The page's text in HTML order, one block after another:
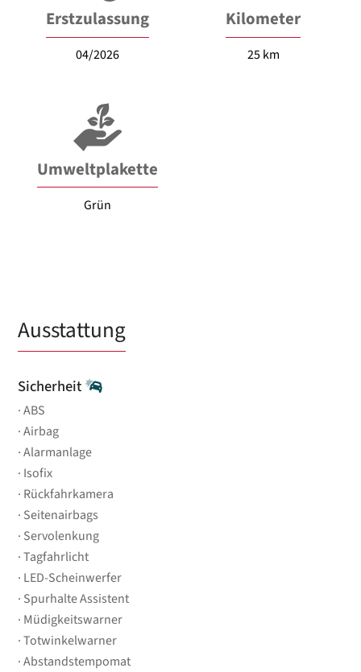
Erstzulassung
04/2026
Kilometer
25 km
Umweltplakette
Grün
Ausstattung
Sicherheit
ABS
Airbag
Alarmanlage
Isofix
Rückfahrkamera
Seitenairbags
Servolenkung
Tagfahrlicht
LED-Scheinwerfer
Spurhalte Assistent
Müdigkeitswarner
Totwinkelwarner
Abstandstempomat